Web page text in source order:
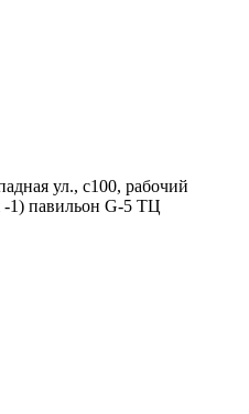
ул., с100, рабочий
-1) павильон G-5 ТЦ